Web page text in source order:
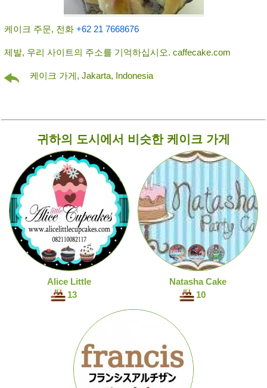
케이크 주문, 전화 +62 21 7668676
제발, 우리 사이트의 주소를 기억하십시오. caffecake.com
케이크 가게, Jakarta, Indonesia
귀하의 도시에서 비슷한 케이크 가게
Alice Little
13
Natasha Cake
10